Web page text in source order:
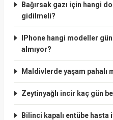
Bağırsak gazı için hangi
gidilmeli?
IPhone hangi modeller
almıyor?
Maldivlerde yaşam pahalı
Zeytinyağlı incir kaç gün
Bilinci kapalı entübe hasta